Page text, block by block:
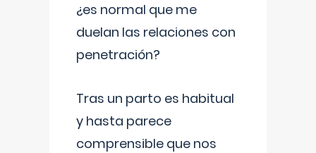
¿es normal que me
duelan las relaciones con
penetración?
Tras un parto es habitual
y hasta parece
comprensible que nos